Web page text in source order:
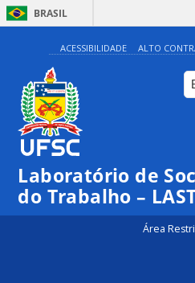
BRASIL
ACESSIBILIDADE ALTO
Laboratório de
do Trabalho –
Área